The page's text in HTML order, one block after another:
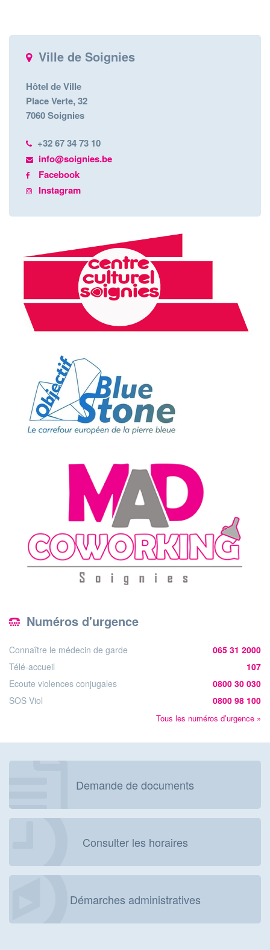
Ville de Soignies
Hôtel de Ville
Place Verte, 32
7060 Soignies
+32 67 34 73 10
info@soignies.be
Facebook
Instagram
Numéros d'urgence
Connaître le médecin de garde
065 31 2000
Télé-accueil
107
Ecoute violences conjugales
0800 30 030
SOS Viol
0800 98 100
Tous les numéros d’urgence »
Demande de documents
Consulter les horaires
Démarches administratives